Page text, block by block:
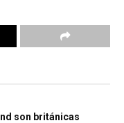
son británicas